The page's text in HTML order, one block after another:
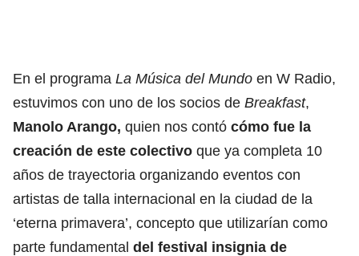
En el programa La Música del Mundo en W Radio,
estuvimos con uno de los socios de Breakfast,
Manolo Arango, quien nos contó cómo fue la
creación de este colectivo que ya completa 10
años de trayectoria organizando eventos con
artistas de talla internacional en la ciudad de la
‘eterna primavera’, concepto que utilizarían como
parte fundamental del festival insignia de